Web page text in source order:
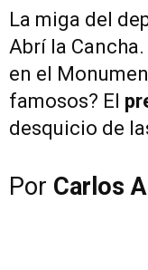
La miga del
Abrí la
en el
famosos? El
desquicio de
Por Carlos